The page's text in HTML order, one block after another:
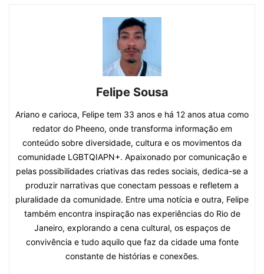
Felipe Sousa
Ariano e carioca, Felipe tem 33 anos e há 12 anos atua como
redator do Pheeno, onde transforma informação em
conteúdo sobre diversidade, cultura e os movimentos da
comunidade LGBTQIAPN+. Apaixonado por comunicação e
pelas possibilidades criativas das redes sociais, dedica-se a
produzir narrativas que conectam pessoas e refletem a
pluralidade da comunidade. Entre uma notícia e outra, Felipe
também encontra inspiração nas experiências do Rio de
Janeiro, explorando a cena cultural, os espaços de
convivência e tudo aquilo que faz da cidade uma fonte
constante de histórias e conexões.